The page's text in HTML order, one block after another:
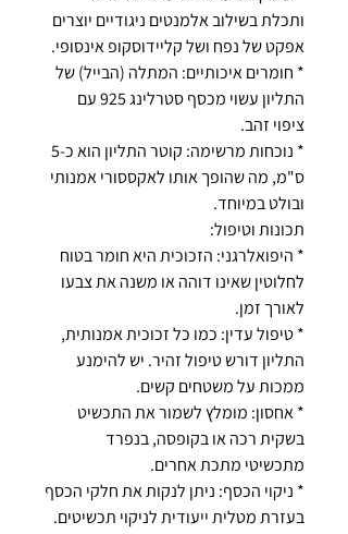
ותכלת בשילוב אלמנטים ניגודיים יוצרים
אפקט של נפח ושל קליידוסקופ אינסופי.
* חומרים איכותיים: המתלה (הבייל) של
התליון עשוי מכסף סטרלינג 925 עם
ציפוי זהב.
* נוכחות מרשימה: קוטר התליון הוא כ-5
ס"מ, מה שהופך אותו לאקססורי אמנותי
ובולט במיוחד.
תכונות וטיפול:
* היפואלרגני: הזכוכית היא חומר בטוח
לחלוטין שאינו דוהה או משנה את צבעו
לאורך זמן.
* טיפול עדין: כמו כל זכוכית אמנותית,
התליון דורש טיפול זהיר. יש להימנע
ממכות על משטחים קשים.
* אחסון: מומלץ לשמור את התכשיט
בשקית רכה או בקופסה, בנפרד
מתכשיטי מתכת אחרים.
* ניקוי הכסף: ניתן לנקות את חלקי הכסף
בעזרת מטלית ייעודית לניקוי תכשיטים.